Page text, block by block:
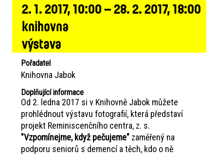
2. 1. 2017, 10:00 – 28. 2. 2017, 18:00
knihovna
výstava
Pořadatel
Knihovna Jabok
Doplňující informace
Od 2. ledna 2017 si v Knihovně Jabok můžete
prohlédnout výstavu fotografií, která představí
projekt Reminiscenčního centra, z. s.
"Vzpomínejme, když pečujeme"zaměřený na
podporu seniorů s demencí a těch, kdo o ně